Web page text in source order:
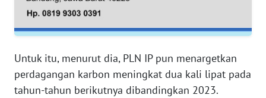
Untuk itu, menurut dia, PLN IP pun menargetkan
perdagangan karbon meningkat dua kali lipat pada
tahun-tahun berikutnya dibandingkan 2023.
WN
WN
SERAMBI